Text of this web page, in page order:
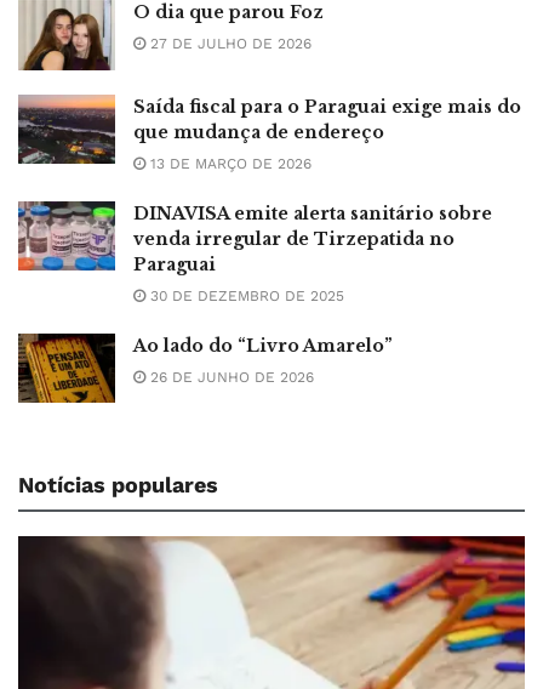
O dia que parou Foz
27 DE JULHO DE 2026
Saída fiscal para o Paraguai exige mais do
que mudança de endereço
13 DE MARÇO DE 2026
DINAVISA emite alerta sanitário sobre
venda irregular de Tirzepatida no
Paraguai
30 DE DEZEMBRO DE 2025
Ao lado do “Livro Amarelo”
26 DE JUNHO DE 2026
Notícias populares